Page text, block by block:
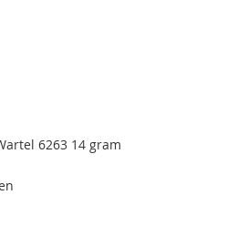
6263 14 gram